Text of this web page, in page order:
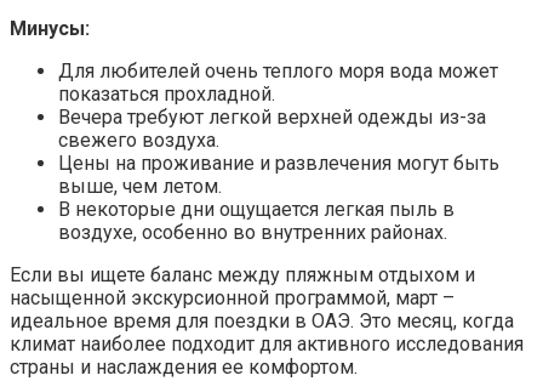
Минусы:
Для любителей очень теплого моря вода может
показаться прохладной.
Вечера требуют легкой верхней одежды из-за
свежего воздуха.
Цены на проживание и развлечения могут быть
выше, чем летом.
В некоторые дни ощущается легкая пыль в
воздухе, особенно во внутренних районах.
Если вы ищете баланс между пляжным отдыхом и
насыщенной экскурсионной программой, март –
идеальное время для поездки в ОАЭ. Это месяц, когда
климат наиболее подходит для активного исследования
страны и наслаждения ее комфортом.